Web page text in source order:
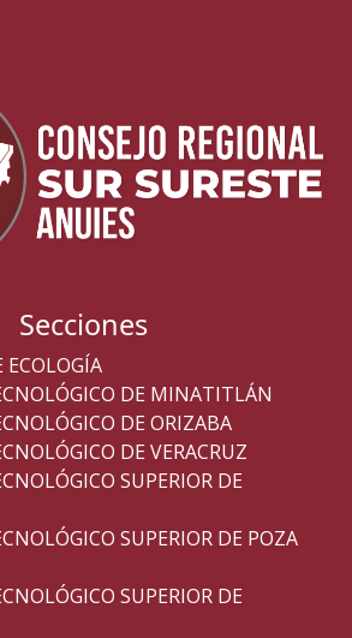
Secciones
DE MINATITLÁN
DE ORIZABA
DE VERACRUZ
SUPERIOR DE
SUPERIOR DE POZA
SUPERIOR DE